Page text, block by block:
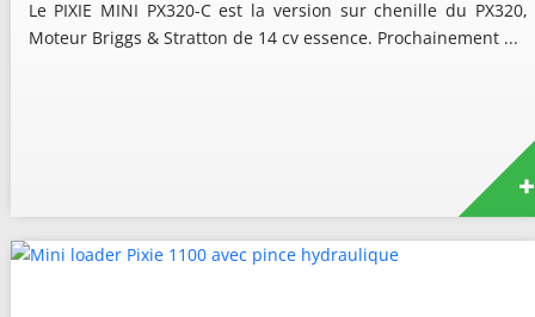
Le PIXIE MINI PX320-C est la version sur chenille du PX320,
Moteur Briggs & Stratton de 14 cv essence. Prochainement ...